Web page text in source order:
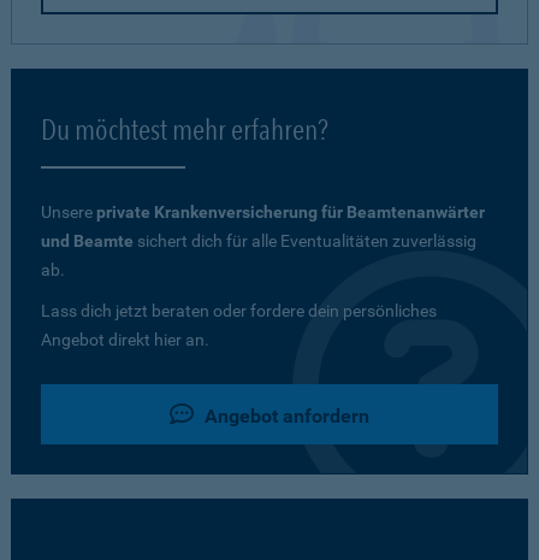
Du möchtest mehr erfahren?
Unsere private Krankenversicherung für Beamtenanwärter
und Beamte sichert dich für alle Eventualitäten zuverlässig
ab.
Lass dich jetzt beraten oder fordere dein persönliches
Angebot direkt hier an.
Angebot anfordern